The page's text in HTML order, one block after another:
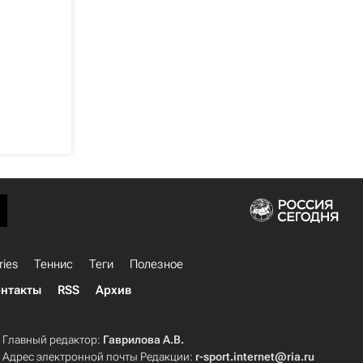
Теннис Теги
Полезное
RSS Архив
Главный редактор: Гаврилова А.В.
Адрес электронной почты Редакции: r-sport.internet@ria.ru